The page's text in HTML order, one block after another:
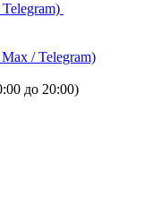
/ Telegram)
до 20:00)